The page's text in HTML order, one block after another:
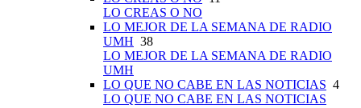
LO CREAS O NO
LO MEJOR DE LA SEMANA DE RADIO
UMH 38
LO MEJOR DE LA SEMANA DE RADIO
UMH
LO QUE NO CABE EN LAS NOTICIAS 4
LO QUE NO CABE EN LAS NOTICIAS